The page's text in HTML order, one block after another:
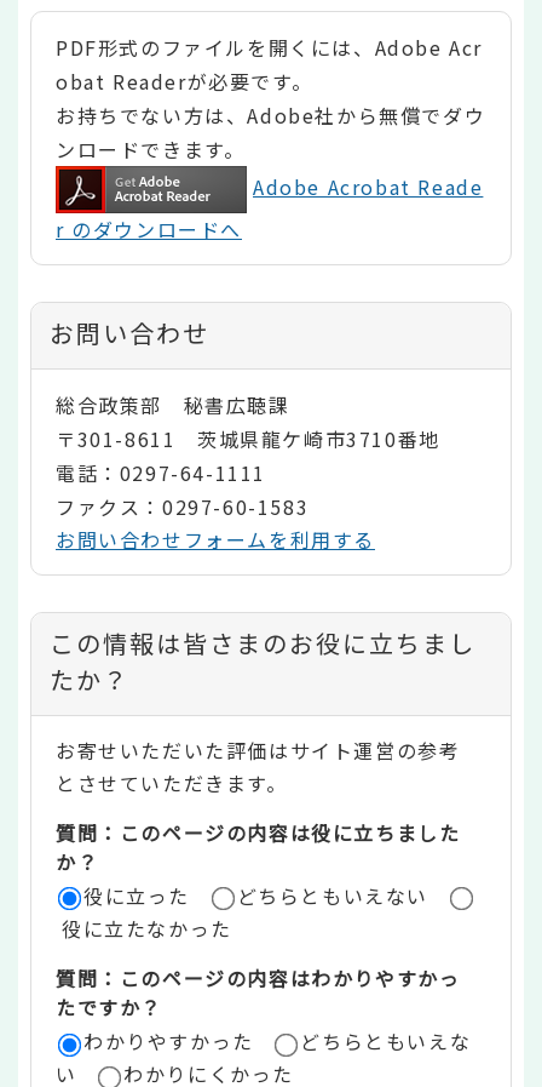
PDF形式のファイルを開くには、Adobe Acr
obat Readerが必要です。
お持ちでない方は、Adobe社から無償でダウ
ンロードできます。
Adobe Acrobat Reade
r のダウンロードへ
お問い合わせ
総合政策部 秘書広聴課
〒301-8611 茨城県龍ケ崎市3710番地
電話：0297-64-1111
ファクス：0297-60-1583
お問い合わせフォームを利用する
コ
ン
テ
ン
ツ
評
価
リ
ア
この情報は皆さまのお役に立ちまし
たか？
お寄せいただいた評価はサイト運営の参考
とさせていただきます。
質問：このページの内容は役に立ちました
か？
役に立った
どちらともいえない
役に立たなかった
質問：このページの内容はわかりやすかっ
たですか？
わかりやすかった
どちらともいえな
い
わかりにくかった